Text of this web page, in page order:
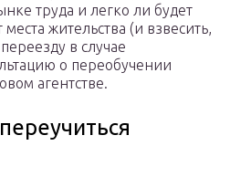
труда и легко ли будет
жительства (и взвесить,
в случае
о переобучении
агентстве.